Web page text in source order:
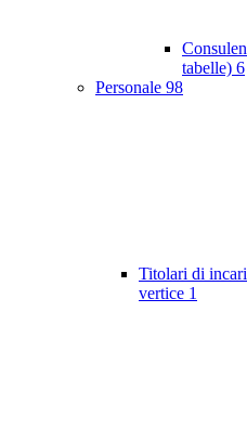
tabelle) 6
Personale 98
Titolari di
vertice 1